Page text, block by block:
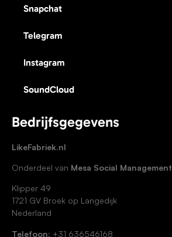
Snapchat
Telegram
Instagram
SoundCloud
Bedrijfsgegevens
LikeFabriek.nl
Onderdeel van Mesa Social Management
Klipper 49
1721 GV Broek op Langedijk
Nederland
Telefoon: +31 636546168